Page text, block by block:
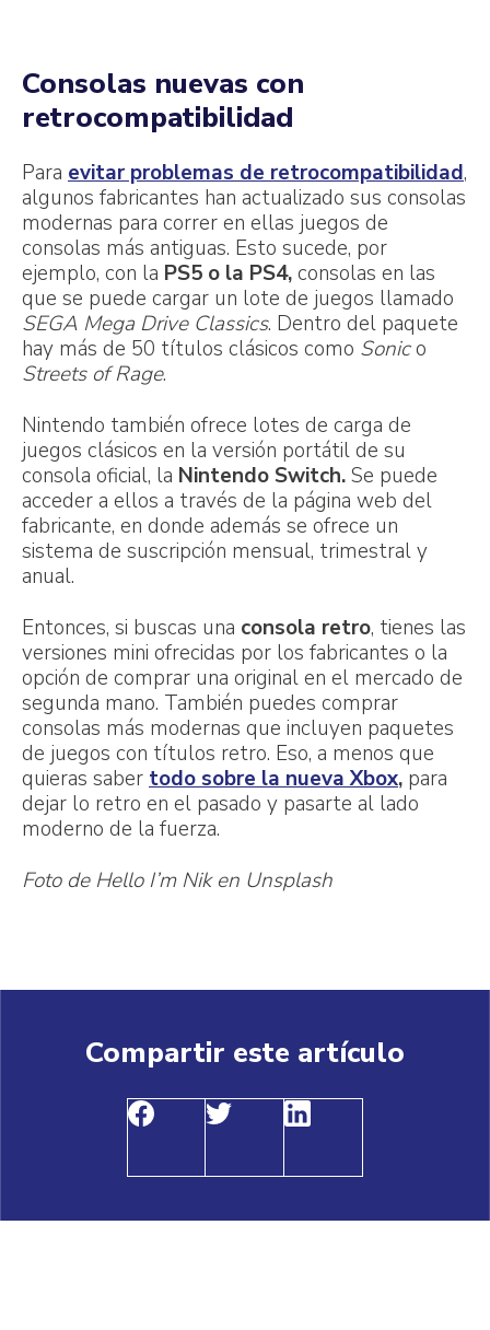
Consolas nuevas con
retrocompatibilidad
Para evitar problemas de retrocompatibilidad,
algunos fabricantes han actualizado sus consolas
modernas para correr en ellas juegos de
consolas más antiguas. Esto sucede, por
ejemplo, con la PS5 o la PS4,consolas en las
que se puede cargar un lote de juegos llamado
SEGA Mega Drive Classics. Dentro del paquete
hay más de 50 títulos clásicos como Sonico
Streets of Rage.
Nintendo también ofrece lotes de carga de
juegos clásicos en la versión portátil de su
consola oficial, la Nintendo Switch.Se puede
acceder a ellos a través de la página web del
fabricante, en donde además se ofrece un
sistema de suscripción mensual, trimestral y
anual.
Entonces, si buscas una consola retro, tienes las
versiones mini ofrecidas por los fabricantes o la
opción de comprar una original en el mercado de
segunda mano. También puedes comprar
consolas más modernas que incluyen paquetes
de juegos con títulos retro. Eso, a menos que
quieras saber todo sobre la nueva Xbox, para
dejar lo retro en el pasado y pasarte al lado
moderno de la fuerza.
Foto de Hello I’m Nik en Unsplash
Compartir este artículo
Comparte
Facebook
Comparte
Twitter
Compartir
Linkedin